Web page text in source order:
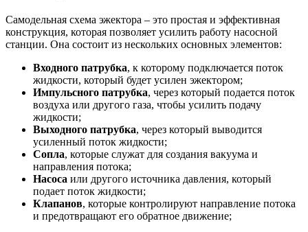
Самодельная схема эжектора – это простая и эффективная
конструкция, которая позволяет усилить работу насосной
станции. Она состоит из нескольких основных элементов:
Входного патрубка, к которому подключается поток
жидкости, который будет усилен эжектором;
Импульсного патрубка, через который подается поток
воздуха или другого газа, чтобы усилить подачу
жидкости;
Выходного патрубка, через который выводится
усиленный поток жидкости;
Сопла, которые служат для создания вакуума и
направления потока;
Насоса или другого источника давления, который
подает поток жидкости;
Клапанов, которые контролируют направление потока
и предотвращают его обратное движение;